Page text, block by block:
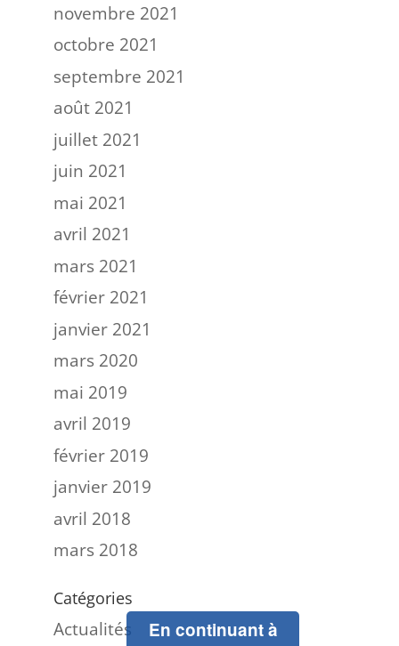
novembre 2021
octobre 2021
septembre 2021
août 2021
juillet 2021
juin 2021
mai 2021
avril 2021
mars 2021
février 2021
janvier 2021
mars 2020
mai 2019
avril 2019
février 2019
janvier 2019
avril 2018
mars 2018
Catégories
Actualités
En continuant à